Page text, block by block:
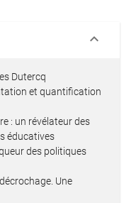
keyboard_arrow_down
Dutercq
et quantification
: un révélateur des
éducatives
des politiques
Une